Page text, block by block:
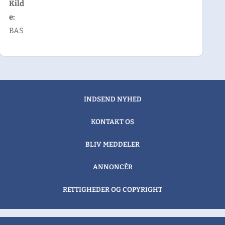
Kild
e:
BAS
INDSEND NYHED
KONTAKT OS
BLIV MEDDELER
ANNONCÉR
RETTIGHEDER OG COPYRIGHT